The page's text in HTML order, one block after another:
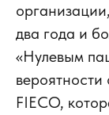
два года и
«Нулевым
FIECO,